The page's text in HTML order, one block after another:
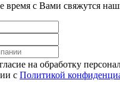
время с Вами свяжутся
на обработку
с Политикой